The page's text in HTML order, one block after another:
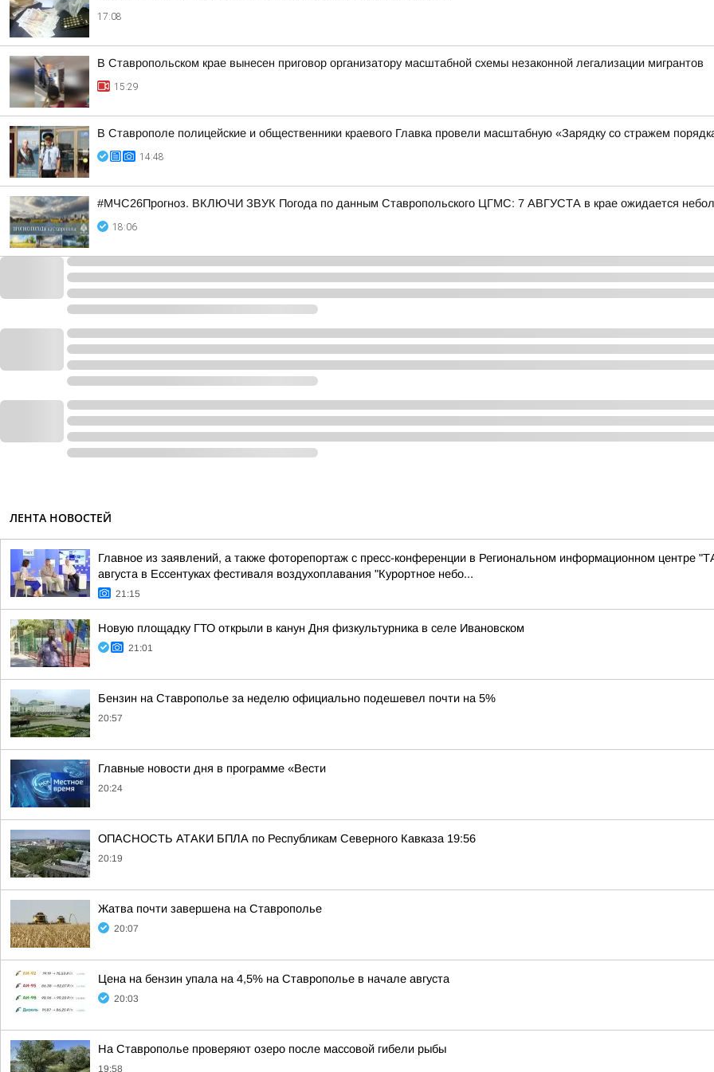
17:08
В Ставропольском крае вынесен приговор организатору масштабной схемы незаконной легализации мигрантов
15:29
В Ставрополе полицейские и общественники краевого Главка провели масштабную «Зарядку со стражем
14:48
#МЧС26Прогноз. ВКЛЮЧИ ЗВУК Погода по данным Ставропольского ЦГМС: 7 АВГУСТА в крае ожидается
18:06
ЛЕНТА НОВОСТЕЙ
Главное из заявлений, а также фоторепортаж с пресс-конференции в Региональном информационном центре
августа в Ессентуках фестиваля воздухоплавания "Курортное небо...
21:15
Новую площадку ГТО открыли в канун Дня физкультурника в селе Ивановском
21:01
Бензин на Ставрополье за неделю официально подешевел почти на 5%
20:57
Главные новости дня в программе «Вести
20:24
ОПАСНОСТЬ АТАКИ БПЛА по Республикам Северного Кавказа 19:56
20:19
Жатва почти завершена на Ставрополье
20:07
Цена на бензин упала на 4,5% на Ставрополье в начале августа
20:03
На Ставрополье проверяют озеро после массовой гибели рыбы
19:58